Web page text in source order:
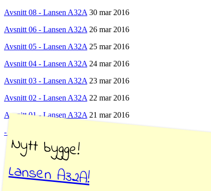
Avsnitt 08 - Lansen A32A 30 mar 2016
Avsnitt 06 - Lansen A32A 26 mar 2016
Avsnitt 05 - Lansen A32A 25 mar 2016
Avsnitt 04 - Lansen A32A 24 mar 2016
Avsnitt 03 - Lansen A32A 23 mar 2016
Avsnitt 02 - Lansen A32A 22 mar 2016
Avsnitt 01 - Lansen A32A 21 mar 2016
- Hela kategorin -
Nytt bygge!
Lansen A32A!